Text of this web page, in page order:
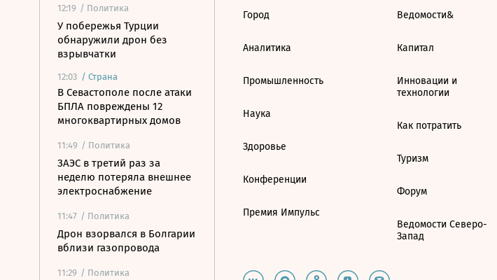
12:19 / Политика
У побережья Турции
обнаружили дрон без
взрывчатки
12:03 / Страна
В Севастополе после атаки
БПЛА повреждены 12
многоквартирных домов
11:49 / Политика
ЗАЭС в третий раз за
неделю потеряла внешнее
электроснабжение
11:47 / Политика
Дрон взорвался в Болгарии
вблизи газопровода
11:29 / Политика
Город
Аналитика
Промышленность
Наука
Здоровье
Конференции
Премия Импульс
Ведомости&
Капитал
Инновации и
технологии
Как потратить
Туризм
Форум
Ведомости Северо-
Запад